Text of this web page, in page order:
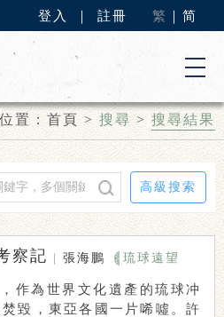
登入 註冊 繁 简
置：首頁> 搜尋>搜尋結果
高級搜索
察記 | 張海鵬 琉球遠望
作為世界文化遺產的琉球冲
毀，東亞各國一片唏噓。許